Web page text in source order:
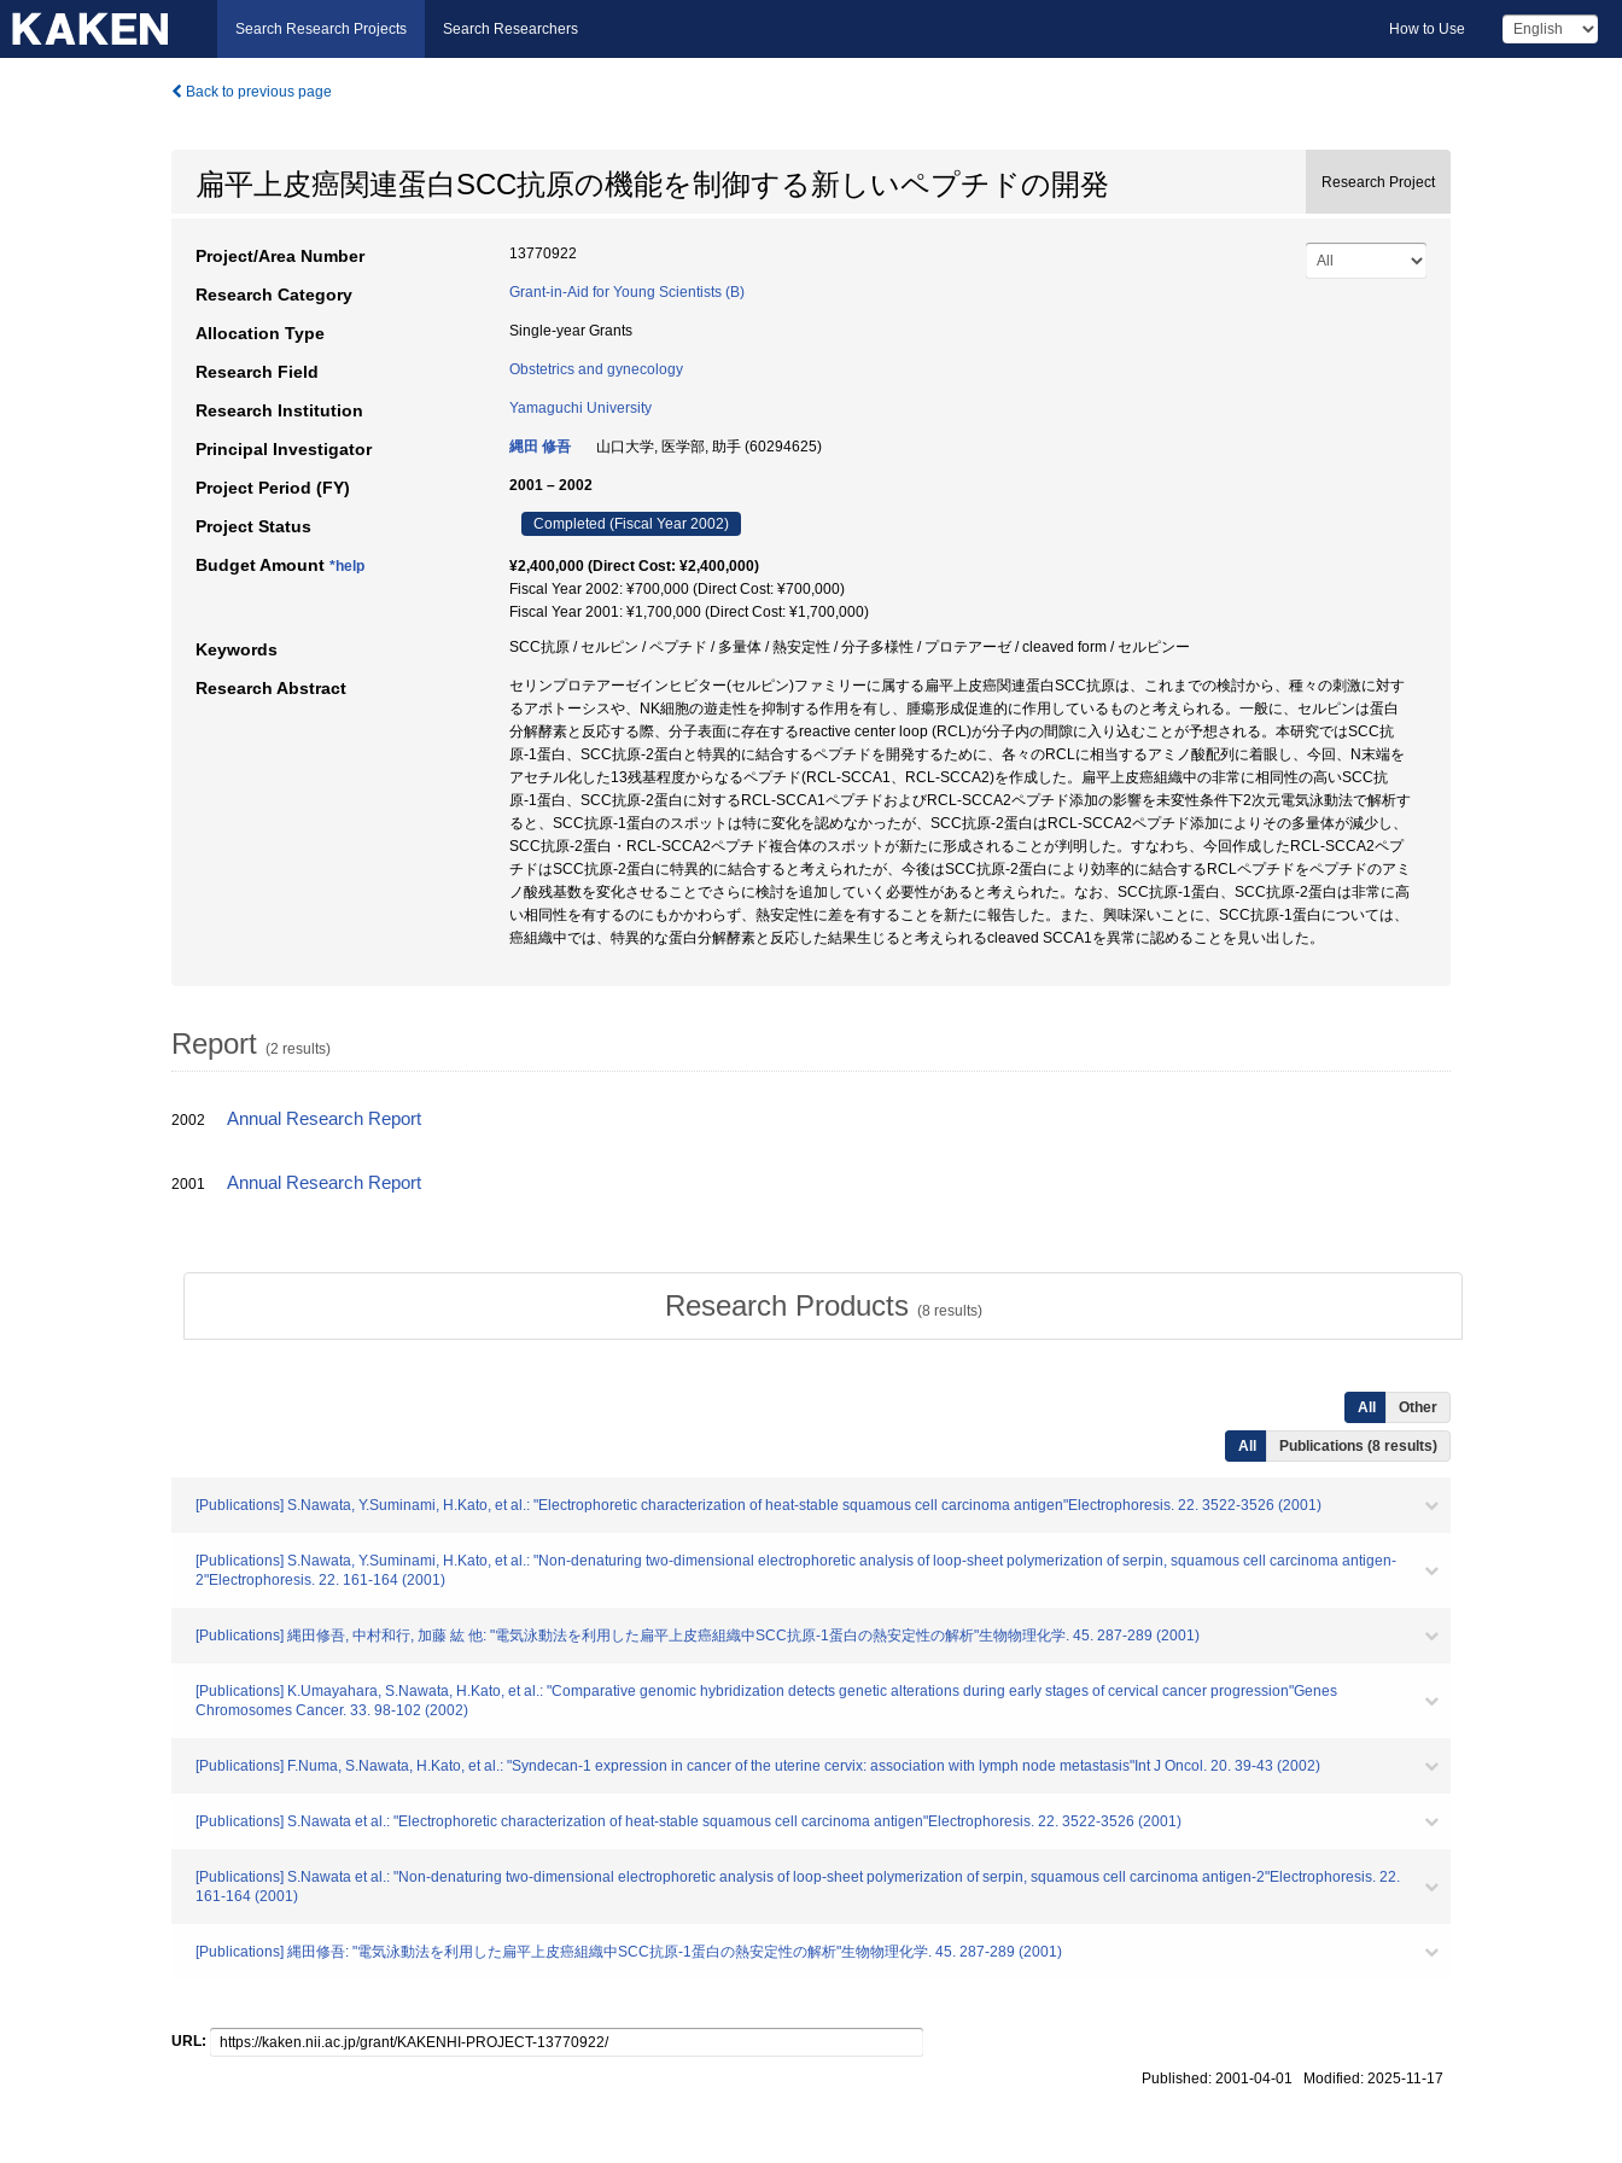
Search Research Projects Search Researchers How to Use
Back to previous page
扁平上皮癌関連蛋白SCC抗原の機能を制御する新しいペプチドの開発 Research Project
Project/Area Number 13770922
Research Category Grant-in-Aid for Young Scientists (B)
Allocation Type Single-year Grants
Research Field Obstetrics and gynecology
Research Institution Yamaguchi University
Principal Investigator 縄田 修吾 山口大学, 医学部, 助手 (60294625)
Project Period (FY) 2001 – 2002
Project Status Completed (Fiscal Year 2002)
Budget Amount *help
¥2,400,000 (Direct Cost: ¥2,400,000)
Fiscal Year 2002: ¥700,000 (Direct Cost: ¥700,000)
Fiscal Year 2001: ¥1,700,000 (Direct Cost: ¥1,700,000)
Keywords SCC抗原 / セルピン / ペプチド / 多量体 / 熱安定性 / 分子多様性 / プロテアーゼ / cleaved form / セルピンー
Research Abstract
セリンプロテアーゼインヒビター(セルピン)ファミリーに属する扁平上皮癌関連蛋白SCC抗原は、これまでの検討から、種々の刺激に対す
るアポトーシスや、NK細胞の遊走性を抑制する作用を有し、腫瘍形成促進的に作用しているものと考えられる。一般に、セルピンは蛋白
分解酵素と反応する際、分子表面に存在するreactive center loop (RCL)が分子内の間隙に入り込むことが予想される。本研究ではSCC抗
原-1蛋白、SCC抗原-2蛋白と特異的に結合するペプチドを開発するために、各々のRCLに相当するアミノ酸配列に着眼し、今回、N末端を
アセチル化した13残基程度からなるペプチド(RCL-SCCA1、RCL-SCCA2)を作成した。扁平上皮癌組織中の非常に相同性の高いSCC抗
原-1蛋白、SCC抗原-2蛋白に対するRCL-SCCA1ペプチドおよびRCL-SCCA2ペプチド添加の影響を未変性条件下2次元電気泳動法で解析す
ると、SCC抗原-1蛋白のスポットは特に変化を認めなかったが、SCC抗原-2蛋白はRCL-SCCA2ペプチド添加によりその多量体が減少し、
SCC抗原-2蛋白・RCL-SCCA2ペプチド複合体のスポットが新たに形成されることが判明した。すなわち、今回作成したRCL-SCCA2ペプ
チドはSCC抗原-2蛋白に特異的に結合すると考えられたが、今後はSCC抗原-2蛋白により効率的に結合するRCLペプチドをペプチドのアミ
ノ酸残基数を変化させることでさらに検討を追加していく必要性があると考えられた。なお、SCC抗原-1蛋白、SCC抗原-2蛋白は非常に高
い相同性を有するのにもかかわらず、熱安定性に差を有することを新たに報告した。また、興味深いことに、SCC抗原-1蛋白については、
癌組織中では、特異的な蛋白分解酵素と反応した結果生じると考えられるcleaved SCCA1を異常に認めることを見い出した。
Report (2 results)
2002 Annual Research Report
2001 Annual Research Report
Research Products (8 results)
All Other
All Publications (8 results)
[Publications] S.Nawata, Y.Suminami, H.Kato, et al.: "Electrophoretic characterization of heat-stable squamous cell carcinoma antigen"Electrophoresis. 22. 3522-3526 (2001)
[Publications] S.Nawata, Y.Suminami, H.Kato, et al.: "Non-denaturing two-dimensional electrophoretic analysis of loop-sheet polymerization of serpin, squamous cell carcinoma antigen-
2"Electrophoresis. 22. 161-164 (2001)
[Publications] 縄田修吾, 中村和行, 加藤 紘 他: "電気泳動法を利用した扁平上皮癌組織中SCC抗原-1蛋白の熱安定性の解析"生物物理化学. 45. 287-289 (2001)
[Publications] K.Umayahara, S.Nawata, H.Kato, et al.: "Comparative genomic hybridization detects genetic alterations during early stages of cervical cancer progression"Genes
Chromosomes Cancer. 33. 98-102 (2002)
[Publications] F.Numa, S.Nawata, H.Kato, et al.: "Syndecan-1 expression in cancer of the uterine cervix: association with lymph node metastasis"Int J Oncol. 20. 39-43 (2002)
[Publications] S.Nawata et al.: "Electrophoretic characterization of heat-stable squamous cell carcinoma antigen"Electrophoresis. 22. 3522-3526 (2001)
[Publications] S.Nawata et al.: "Non-denaturing two-dimensional electrophoretic analysis of loop-sheet polymerization of serpin, squamous cell carcinoma antigen-2"Electrophoresis. 22.
161-164 (2001)
[Publications] 縄田修吾: "電気泳動法を利用した扁平上皮癌組織中SCC抗原-1蛋白の熱安定性の解析"生物物理化学. 45. 287-289 (2001)
URL:
Published: 2001-04-01 Modified: 2025-11-17